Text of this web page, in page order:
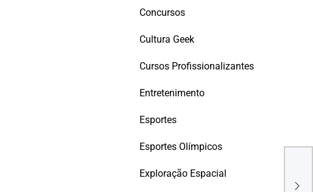
Concursos
Cultura Geek
Cursos Profissionalizantes
Entretenimento
Esportes
Esportes Olímpicos
Exploração Espacial